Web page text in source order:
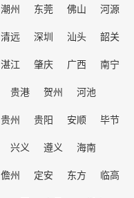
潮州 东莞 佛山
河源
清远 深圳 汕头
韶关
湛江 肇庆 广西
南宁
贵港 贺州
河池
贵州 贵阳 安顺
毕节
兴义 遵义
海南
儋州 定安 东方
临高